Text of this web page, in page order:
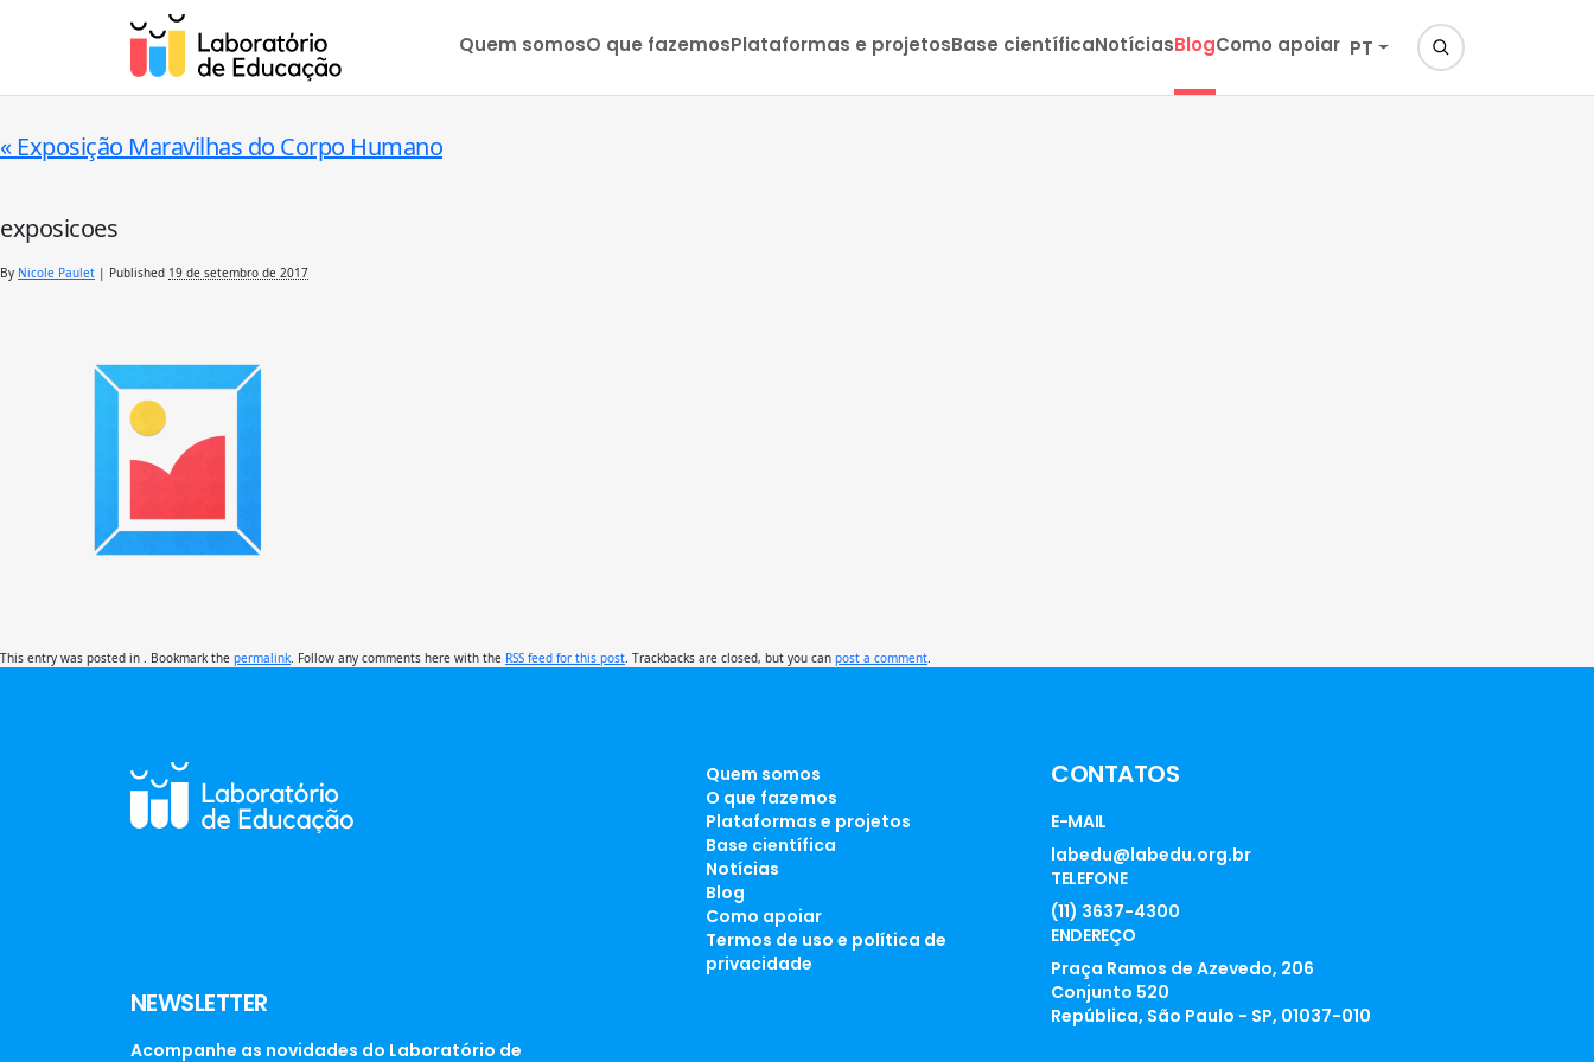
Quem somosO que fazemosPlataformas e projetosBase científicaNotíciasBlogComo apoiar PT
« Exposição Maravilhas do Corpo Humano
exposicoes
By Nicole Paulet | Published 19 de setembro de 2017
This entry was posted in . Bookmark the permalink . Follow any comments here with the RSS feed for this post . Trackbacks are closed, but you can post a comment
NEWSLETTER
Acompanhe as novidades do Laboratório de
Quem somos
O que fazemos
Plataformas e projetos
Base científica
Notícias
Blog
Como apoiar
Termos de uso e política de
privacidade
CONTATOS
E-MAIL
labedu@labedu.org.br
TELEFONE
(11) 3637-4300
ENDEREÇO
Praça Ramos de Azevedo, 206
Conjunto 520
República, São Paulo - SP, 01037-010